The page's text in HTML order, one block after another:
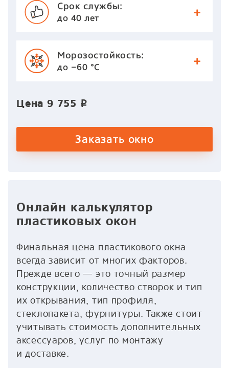
Срок службы:
до 40 лет
Морозостойкость:
до −60 °С
Цена 9 755 p
Заказать окно
Онлайн калькулятор
пластиковых окон
Финальная цена пластикового окна
всегда зависит от многих факторов.
Прежде всего — это точный размер
конструкции, количество створок и тип
их открывания, тип профиля,
стеклопакета, фурнитуры. Также стоит
учитывать стоимость дополнительных
аксессуаров, услуг по монтажу
и доставке.